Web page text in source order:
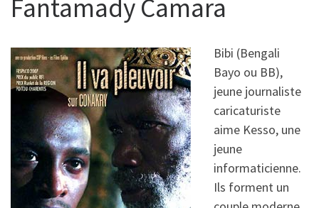
Fantamady Camara
Bibi (Bengali
Bayo ou BB),
jeune journaliste
caricaturiste
aime Kesso, une
jeune
informaticienne.
Ils forment un